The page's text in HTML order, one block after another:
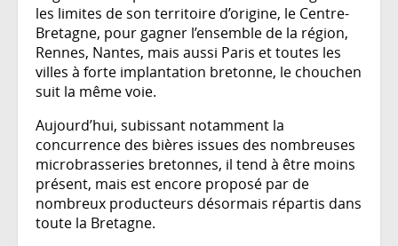
les limites de son territoire d’origine, le Centre-
Bretagne, pour gagner l’ensemble de la région,
Rennes, Nantes, mais aussi Paris et toutes les
villes à forte implantation bretonne, le chouchen
suit la même voie.
Aujourd’hui, subissant notamment la
concurrence des bières issues des nombreuses
microbrasseries bretonnes, il tend à être moins
présent, mais est encore proposé par de
nombreux producteurs désormais répartis dans
toute la Bretagne.